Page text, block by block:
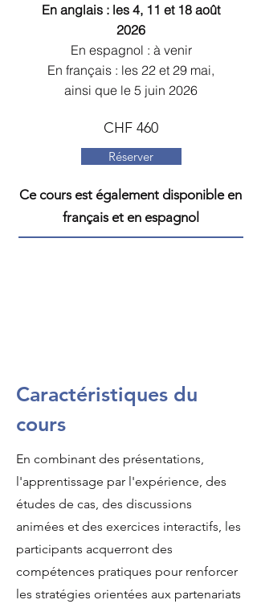
En anglais : les 4, 11 et 18 août
2026
En espagnol : à venir
En français : les 22 et 29 mai,
ainsi que le 5 juin 2026
CHF 460
Réserver
Ce cours est également disponible en
français et en espagnol
Caractéristiques du
cours
En combinant des présentations,
l'apprentissage par l'expérience, des
études de cas, des discussions
animées et des exercices interactifs, les
participants acquerront des
compétences pratiques pour renforcer
les stratégies orientées aux partenariats